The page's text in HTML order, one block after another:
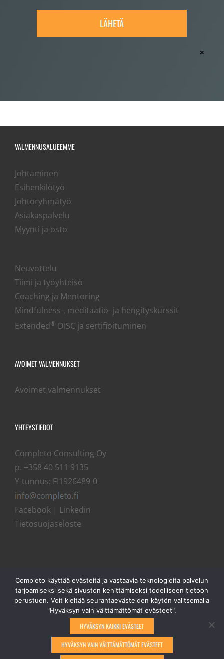
×
VALMENNUSALUEEMME
Johtaminen
Esihenkilötyö
Johtoryhmätyö
Asiakaspalvelu
Myynti ja osto
Neuvottelu
Tiimi ja työyhteisö
Coaching ja Mentoring
Mindfulness-, meditaatio- ja hengityskurssit
Extended® DISC ja sertifioituminen
AVOIMET VALMENNUKSET
Avoimet valmennukset
YHTEYSTIEDOT
Completo Consulting Oy
p. +358 40 511 9135
Y-tunnus: FI1926489-0
Facebook | Linkedin
Tietosuojaseloste
Completo käyttää evästeitä ja vastaavia teknologioita palvelun
tarjoamiseksi sekä sivuston kehittämiseksi todelliseen tietoon
perustuen. Voit kieltää seurantaevästeiden käytön valitsemalla
"Hyväksyn vain välttämättömät evästeet".
HYVÄKSYN KAIKKI EVÄSTEET
HYVÄKSYN VAIN VÄLTTÄMÄTTÖMÄT EVÄSTEET